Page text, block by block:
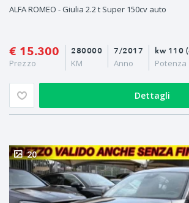
ALFA ROMEO - Giulia 2.2 t Super 150cv auto
€ 15.300
Prezzo
7/2017
Anno
280000
KM
kw 110
Potenza
Dettagli
20